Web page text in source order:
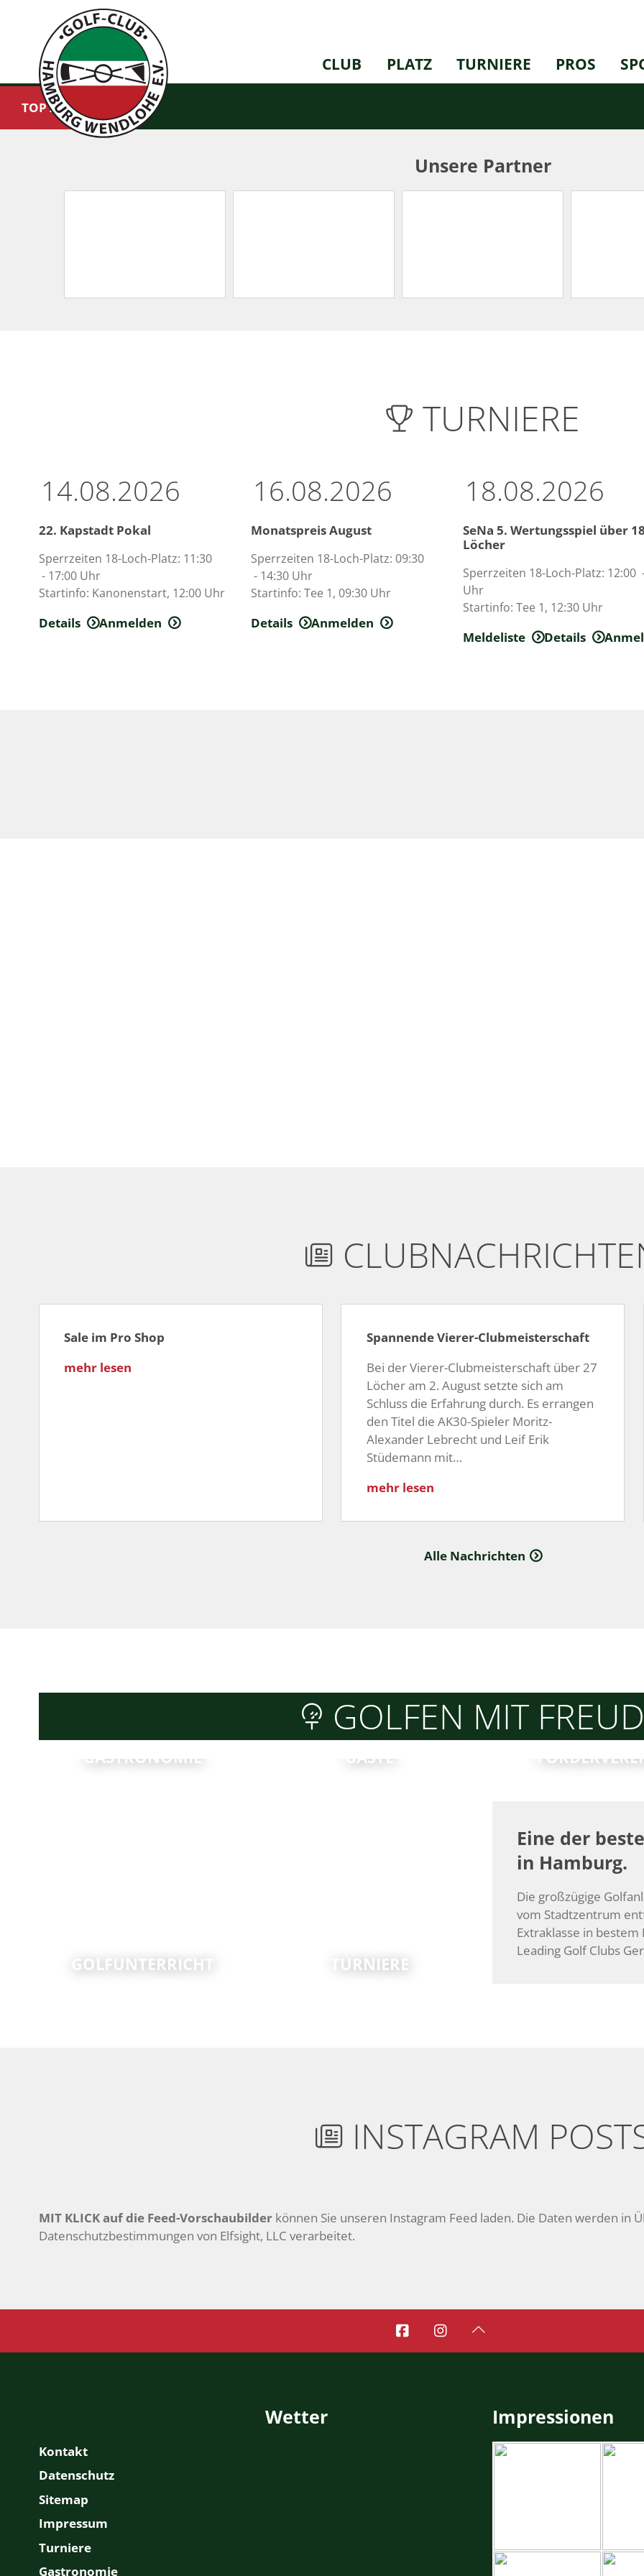
CLUB PLATZ TURNIERE PROS
TOP AKTUELL:
Unsere Partner
 TURNIERE
14.08.2026
22. Kapstadt Pokal
Sperrzeiten 18-Loch-Platz­: 11:30
- 17:00 Uhr
Startinfo­: Kanonenstart­, 12:00 Uhr
Details Anmelden
16.08.2026
Monatspreis August
Sperrzeiten 18-Loch-Platz­: 09:30
- 14:30 Uhr
Startinfo­: Tee 1­, 09:30 Uhr
Details Anmelden
18.08.2026
SeNa 5. Wertungsspiel über
Löcher
Sperrzeiten 18-Loch-Platz­: 12:00
Uhr
Startinfo­: Tee 1­, 12:30 Uhr
Meldeliste Details

Sale im Pro Shop
mehr lesen
Spannende Vierer-Clubmeisterschaft
Bei der Vierer-Clubmeisterschaft über 27
Löcher am 2. August setzte sich am
Schluss die Erfahrung durch. Es errangen
den Titel die AK30-Spieler Moritz-
Alexander Lebrecht und Leif Erik
Stüdemann mit…
mehr lesen
Alle Nachrichten
 GOLFEN MIT
GASTRONOMIE GÄSTE
GOLFUNTERRICHT TURNIERE
Eine der
in Hamburg.
Die großzügige
vom Stadtzentrum
Extraklasse in
Leading Golf Clubs
 INSTAGRAM
MIT KLICK auf die Feed-Vorschaubilderkönnen Sie unseren Instagram Feed laden. Die Daten werden in
Datenschutzbestimmungen von Elfsight, LLC verarbeitet.
  
Kontakt
Datenschutz
Sitemap
Impressum
Turniere
Gastronomie
Wetter Impressionen